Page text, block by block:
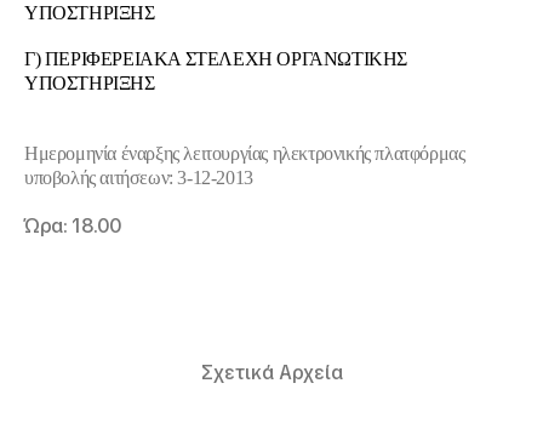
ΥΠΟΣΤΗΡΙΞΗΣ
Γ) ΠΕΡΙΦΕΡΕΙΑΚΑ ΣΤΕΛΕΧΗ ΟΡΓΑΝΩΤΙΚΗΣ
ΥΠΟΣΤΗΡΙΞΗΣ
Ημερομηνία έναρξης λειτουργίας ηλεκτρονικής πλατφόρμας
υποβολής αιτήσεων: 3-12-2013
Ώρα: 18.00
Σχετικά Αρχεία